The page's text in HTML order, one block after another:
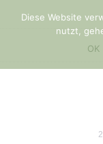
Diese Website
nutzt,
OK